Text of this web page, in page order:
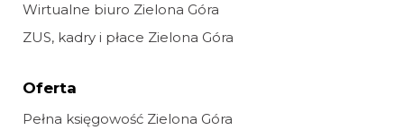
Wirtualne biuro Zielona Góra
ZUS, kadry i płace Zielona Góra
Oferta
Pełna księgowość Zielona Góra